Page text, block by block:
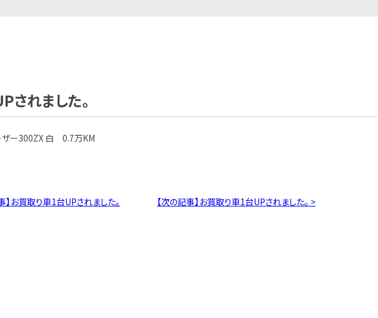
されました。
ザー300ZX 白 0.7万KM
】お買取り車1台UPされました。 【次の記事】お買取り車1台UPされました。 >